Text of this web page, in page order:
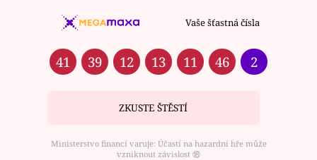
Vaše šťastná čísla
41 39 12 13 11 46 2
ZKUSTE ŠTĚSTÍ
Ministerstvo financí varuje: Účastí na hazardní hře může
vzniknout závislost ⑱